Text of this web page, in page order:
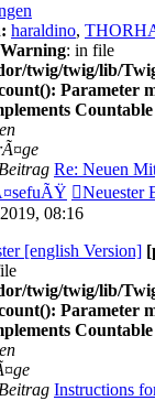
haraldino,
: in file
twig/twig/lib/
Parameter
Countable
Re: Neuen
Neuester
08:16
[english Version]
twig/twig/lib/
Parameter
Countable
Instructions